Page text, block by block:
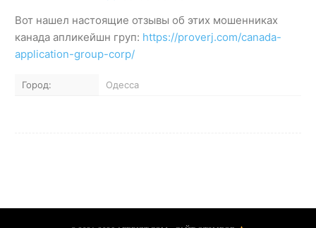
Вот нашел настоящие отзывы об этих мошенниках
канада апликейшн груп: https://proverj.com/canada-
application-group-corp/
Город: Одесса